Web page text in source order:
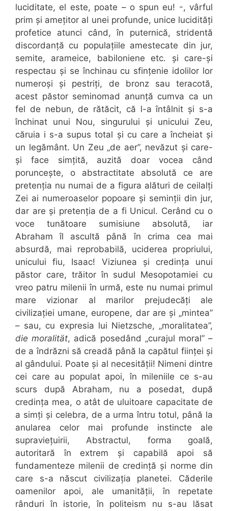
luciditate, el este, poate – o spun eu! -, vârful
prim și amețitor al unei profunde, unice lucidități
profetice atunci când, în puternică, stridentă
discordanță cu populațiile amestecate din jur,
semite, arameice, babiloniene etc. și care-și
respectau și se închinau cu sfințenie idolilor lor
numeroși și pestriți, de bronz sau teracotă,
acest păstor seminomad anunță cumva ca un
fel de nebun, de rătăcit, că l-a întâlnit și s-a
închinat unui Nou, singurului și unicului Zeu,
căruia i s-a supus total și cu care a încheiat și
un legământ. Un Zeu „de aer”, nevăzut și care-
și face simțită, auzită doar vocea când
poruncește, o abstractitate absolută ce are
pretenția nu numai de a figura alături de ceilalți
Zei ai numeroaselor popoare și seminții din jur,
dar are și pretenția de a fi Unicul. Cerând cu o
voce tunătoare sumisiune absolută, iar
Abraham îl ascultă până în crima cea mai
absurdă, mai reprobabilă, uciderea propriului,
unicului fiu, Isaac! Viziunea și credința unui
păstor care, trăitor în sudul Mesopotamiei cu
vreo patru milenii în urmă, este nu numai primul
mare vizionar al marilor prejudecăți ale
civilizației umane, europene, dar are și „mintea”
– sau, cu expresia lui Nietzsche, „moralitatea”,
die moralität, adică posedând „curajul moral” –
de a îndrăzni să creadă până la capătul ființei și
al gândului. Poate și al necesității! Nimeni dintre
cei care au populat apoi, în mileniile ce s-au
scurs după Abraham, nu a posedat, după
credința mea, o atât de uluitoare capacitate de
a simți și celebra, de a urma întru totul, până la
anularea celor mai profunde instincte ale
supraviețuirii, Abstractul, forma goală,
autoritară în extrem și capabilă apoi să
fundamenteze milenii de credință și norme din
care s-a născut civilizația planetei. Căderile
oamenilor apoi, ale umanității, în repetate
rânduri în istorie, în politeism nu s-au lăsat